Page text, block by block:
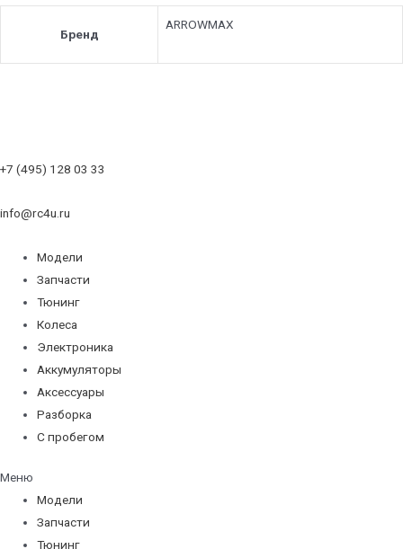
Бренд
ARROWMAX
+7 (495) 128 03 33
info@rc4u.ru
Модели
Запчасти
Тюнинг
Колеса
Электроника
Аккумуляторы
Аксессуары
Разборка
С пробегом
Меню
Модели
Запчасти
Тюнинг